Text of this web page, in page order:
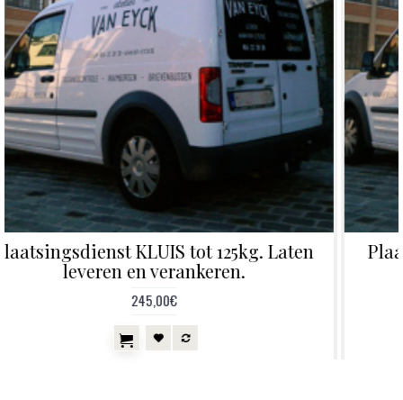
Plaatsingsdienst KLUIS, zwaarder dan
100kg. Leveren en verankeren